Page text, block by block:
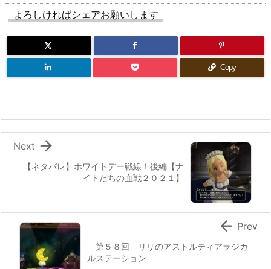
よろしければシェアお願いします
Copy
【ネタバレ】ホワイトデー戦線！後編【ナ
イトたちの血戦２０２１】

Next
第５８回 リリのアストルティアラジカ
ルステーション
 Prev